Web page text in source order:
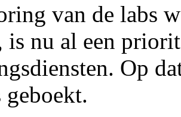
van de labs
is nu al een
Op
geboekt.